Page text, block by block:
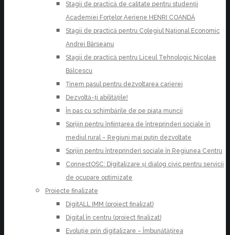
Stagii de practică de calitate pentru studenții
Academiei Forțelor Aeriene HENRI COANDĂ
Stagii de practică pentru Colegiul Național Economic
Andrei Bârseanu
Stagii de practică pentru Liceul Tehnologic Nicolae
Bălcescu
Ținem pasul pentru dezvoltarea carierei
Dezvoltă-ți abilitățile!
În pas cu schimbările de pe piața muncii
Sprijin pentru înființarea de întreprinderi sociale în
mediul rural – Regiuni mai puțin dezvoltate
Sprijin pentru întreprinderi sociale în Regiunea Centru
ConnectOSC: Digitalizare și dialog civic pentru servicii
de ocupare optimizate
Proiecte finalizate
DigitALL IMM (proiect finalizat)
Digital în centru (proiect finalizat)
Evoluție prin digitalizare – Îmbunătățirea